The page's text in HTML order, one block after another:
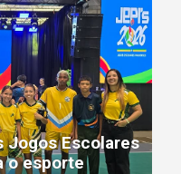
Jogos Escolares
o esporte